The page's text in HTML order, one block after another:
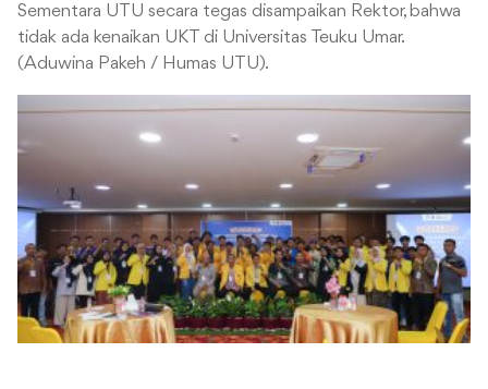
Sementara UTU secara tegas disampaikan Rektor, bahwa
tidak ada kenaikan UKT di Universitas Teuku Umar.
(Aduwina Pakeh / Humas UTU).